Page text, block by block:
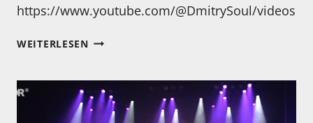
https://www.youtube.com/@DmitrySoul/videos
WEITERLESENDAS
MUSIK